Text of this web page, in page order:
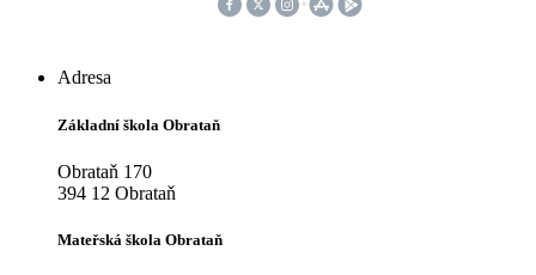
Adresa
Základní škola Obrataň
Obrataň 170
394 12 Obrataň
Mateřská škola Obrataň